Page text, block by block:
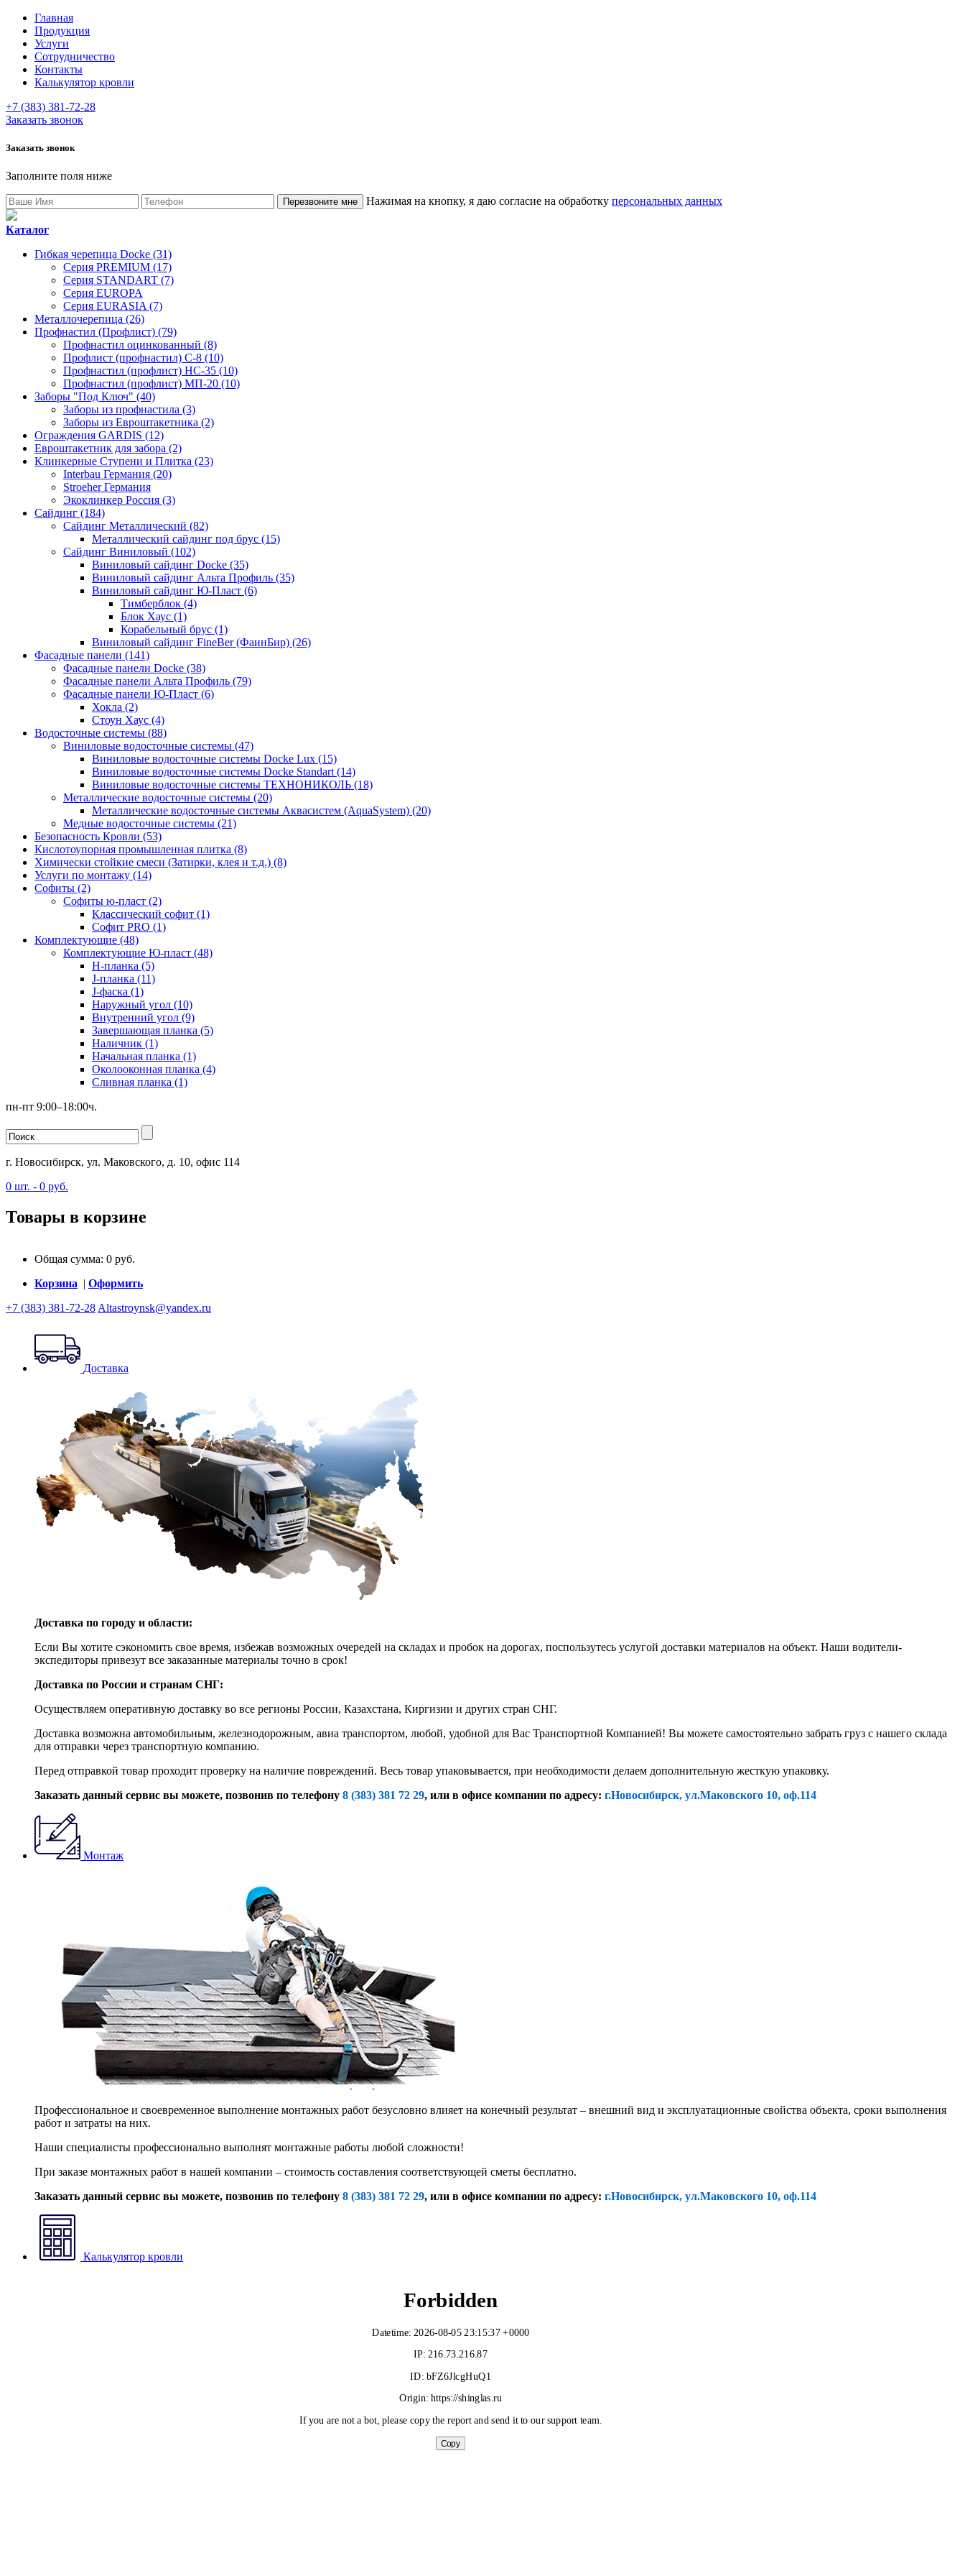
Главная
Продукция
Услуги
Сотрудничество
Контакты
Калькулятор кровли
+7 (383) 381-72-28
Заказать звонок
Заказать звонок
Заполните поля ниже
Нажимая на кнопку, я даю согласие на обработку персональных данных
Каталог
Гибкая черепица Docke (31)
Серия PREMIUM (17)
Серия STANDART (7)
Серия EUROPA
Серия EURASIA (7)
Металлочерепица (26)
Профнастил (Профлист) (79)
Профнастил оцинкованный (8)
Профлист (профнастил) С-8 (10)
Профнастил (профлист) НС-35 (10)
Профнастил (профлист) МП-20 (10)
Заборы "Под Ключ" (40)
Заборы из профнастила (3)
Заборы из Евроштакетника (2)
Ограждения GARDIS (12)
Евроштакетник для забора (2)
Клинкерные Ступени и Плитка (23)
Interbau Германия (20)
Stroeher Германия
Экоклинкер Россия (3)
Сайдинг (184)
Сайдинг Металлический (82)
Металлический сайдинг под брус (15)
Сайдинг Виниловый (102)
Виниловый сайдинг Docke (35)
Виниловый сайдинг Альта Профиль (35)
Виниловый сайдинг Ю-Пласт (6)
Тимберблок (4)
Блок Хаус (1)
Корабельный брус (1)
Виниловый сайдинг FineBer (ФаинБир) (26)
Фасадные панели (141)
Фасадные панели Docke (38)
Фасадные панели Альта Профиль (79)
Фасадные панели Ю-Пласт (6)
Хокла (2)
Стоун Хаус (4)
Водосточные системы (88)
Виниловые водосточные системы (47)
Виниловые водосточные системы Docke Lux (15)
Виниловые водосточные системы Docke Standart (14)
Виниловые водосточные системы ТЕХНОНИКОЛЬ (18)
Металлические водосточные системы (20)
Металлические водосточные системы Аквасистем (AquaSystem) (20)
Медные водосточные системы (21)
Безопасность Кровли (53)
Кислотоупорная промышленная плитка (8)
Химически стойкие смеси (Затирки, клея и т.д.) (8)
Услуги по монтажу (14)
Софиты (2)
Софиты ю-пласт (2)
Классический софит (1)
Софит PRO (1)
Комплектующие (48)
Комплектующие Ю-пласт (48)
H-планка (5)
J-планка (11)
J-фаска (1)
Наружный угол (10)
Внутренний угол (9)
Завершающая планка (5)
Наличник (1)
Начальная планка (1)
Околооконная планка (4)
Сливная планка (1)
пн-пт 9:00–18:00ч.
г. Новосибирск, ул. Маковского, д. 10, офис 114
0 шт. - 0 руб.
Товары в корзине
Общая сумма: 0 руб.
Корзина | Оформить
+7 (383) 381-72-28 Altastroynsk@yandex.ru
Доставка
Доставка по городу и области:
Если Вы хотите сэкономить свое время, избежав возможных очередей на складах и пробок на дорогах, поспользутесь услугой доставки материалов на объект. Наши водители-
экспедиторы привезут все заказанные материалы точно в срок!
Доставка по России и странам СНГ:
Осуществляем оперативную доставку во все регионы России, Казахстана, Киргизии и других стран СНГ.
Доставка возможна автомобильным, железнодорожным, авиа транспортом, любой, удобной для Вас Транспортной Компанией! Вы можете самостоятельно забрать груз с нашего склада
для отправки через транспортную компанию.
Перед отправкой товар проходит проверку на наличие повреждений. Весь товар упаковывается, при необходимости делаем дополнительную жесткую упаковку.
Заказать данный сервис вы можете, позвонив по телефону 8 (383) 381 72 29, или в офисе компании по адресу: г.Новосибирск, ул.Маковского 10, оф.114
Монтаж
Профессиональное и своевременное выполнение монтажных работ безусловно влияет на конечный результат – внешний вид и эксплуатационные свойства объекта, сроки выполнения
работ и затраты на них.
Наши специалисты профессионально выполнят монтажные работы любой сложности!
При заказе монтажных работ в нашей компании – стоимость составления соответствующей сметы бесплатно.
Заказать данный сервис вы можете, позвонив по телефону 8 (383) 381 72 29, или в офисе компании по адресу: г.Новосибирск, ул.Маковского 10, оф.114
Калькулятор кровли